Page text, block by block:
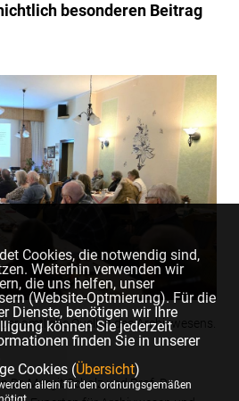
besonderen Beitrag
amtliche Quellen des Archivwesens.
Dr. Margit Scholz und Prof. Dr.
Cookies, die notwendig sind,
Weiterhin verwenden wir
die uns helfen, unser
(Website-Optmierung). Für die
Dienste, benötigen wir Ihre
können Sie jederzeit
finden Sie in unserer
Cookies (Übersicht)
allein für den ordnungsgemäßen